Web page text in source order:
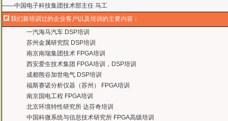
——上海电子，冯老师
曙海给我们公司提供的Dsp6000培训，符合我们项目的开发要求，解决了很多困
——公安部第三研究所，项目部负责人李先生
MTK培训-我在网上找了很久，就是找不到。在曙海居然有MTK驱动的培训，老
——台湾双扬科技，研发处经理，杨先生
曙海对我们公司的iPhone培训，实验项目很多，确实学到了东西。受益无穷 啊
——台湾欧泽科技,张工
通过参加Symbian培训，再做Symbian相关的项目感觉更加得心应手了，理 论加
——IBM公司，沈经理
有曙海这样的DSP开发培训单位，是教育行业的财富，听了他们的课，茅塞顿开。
——上海医疗器械高等学校，罗老师
我们新培训过的企业客户以及培训的主要内容：
一汽海马汽车 DSP培训
苏州金属研究院 DSP培训
南京南瑞集团技术 FPGA培训
西安爱生技术集团 FPGA培训，DSP培训
成都熊谷加世电气 DSP培训
福斯赛诺分析仪器（苏州） FPGA培训
南京国电工程 FPGA培训
北京环境特性研究所 达芬奇培训
中国科微系统与信息技术研究所 FPGA高级培训